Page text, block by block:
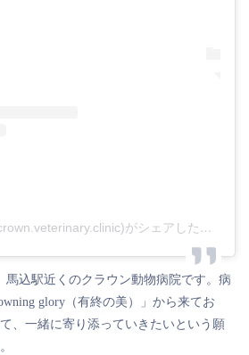
クラウン動物病院(@crown.veterinary.clinic)がシェアした投稿
馬込駅近くのクラウン動物病院です。病
glory（有終の美）」から来てお
、一緒に寄り添っていきたいという願